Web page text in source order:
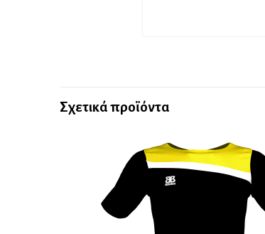
Σχετικά προϊόντα